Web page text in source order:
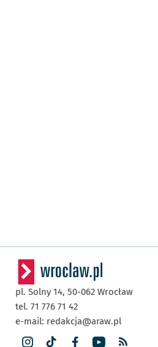
pl. Solny 14, 50-062 Wrocław
tel. 71 776 71 42
e-mail: redakcja@araw.pl